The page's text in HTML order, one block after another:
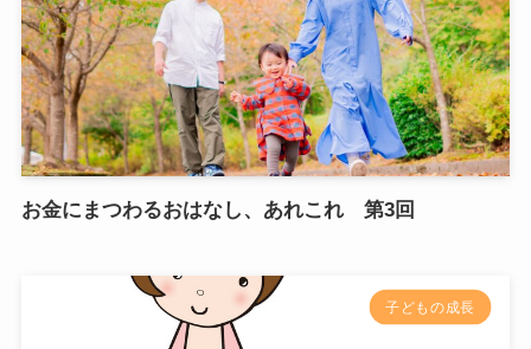
お金にまつわるおはなし、あれこれ 第3回
子どもの成長